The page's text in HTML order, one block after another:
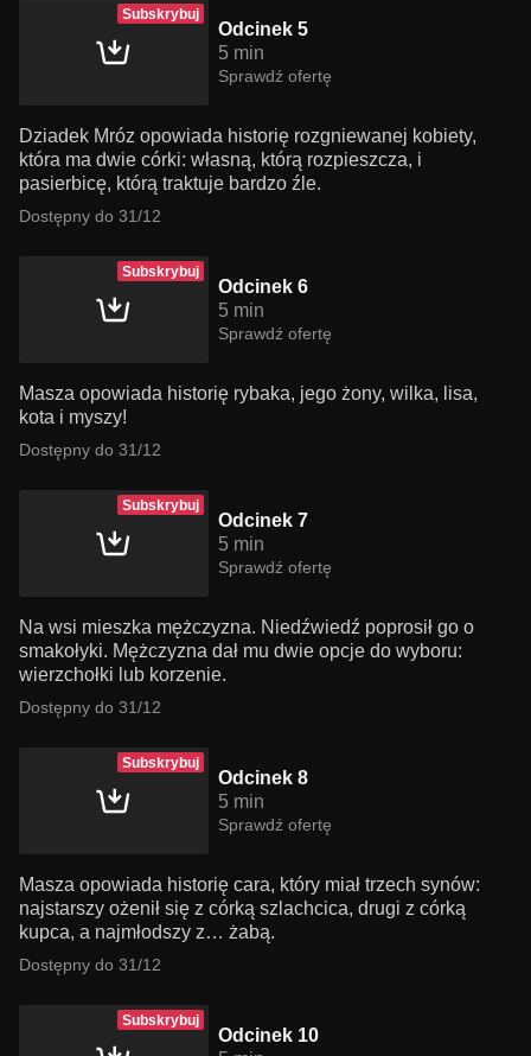
Subskrybuj
Odcinek 5
5 min
Sprawdź ofertę
Dziadek Mróz opowiada historię rozgniewanej kobiety,
która ma dwie córki: własną, którą rozpieszcza, i
pasierbicę, którą traktuje bardzo źle.
Dostępny do 31/12
Subskrybuj
Odcinek 6
5 min
Sprawdź ofertę
Masza opowiada historię rybaka, jego żony, wilka, lisa,
kota i myszy!
Dostępny do 31/12
Subskrybuj
Odcinek 7
5 min
Sprawdź ofertę
Na wsi mieszka mężczyzna. Niedźwiedź poprosił go o
smakołyki. Mężczyzna dał mu dwie opcje do wyboru:
wierzchołki lub korzenie.
Dostępny do 31/12
Subskrybuj
Odcinek 8
5 min
Sprawdź ofertę
Masza opowiada historię cara, który miał trzech synów:
najstarszy ożenił się z córką szlachcica, drugi z córką
kupca, a najmłodszy z… żabą.
Dostępny do 31/12
Subskrybuj
Odcinek 10